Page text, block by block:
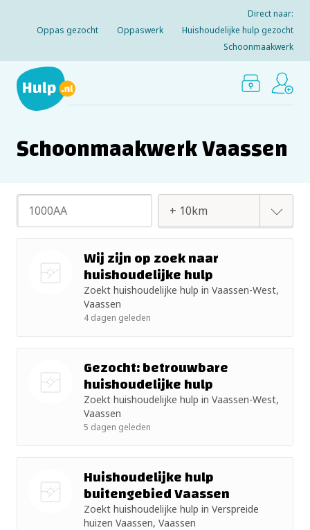
Direct naar:
Oppas gezocht
Oppaswerk
Huishoudelijke hulp gezocht
Schoonmaakwerk
Schoonmaakwerk Vaassen
+ 2km
+ 5km
+ 15km
+ 25km
Wij zijn op zoek naar
huishoudelijke hulp
Zoekt huishoudelijke hulp in Vaassen-West,
Vaassen
4 dagen geleden
Gezocht: betrouwbare
huishoudelijke hulp
Zoekt huishoudelijke hulp in Vaassen-West,
Vaassen
5 dagen geleden
Huishoudelijke hulp
buitengebied Vaassen
Zoekt huishoudelijke hulp in Verspreide
huizen Vaassen, Vaassen